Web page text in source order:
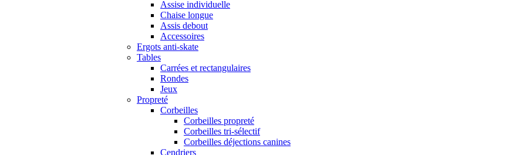
Assise individuelle
Chaise longue
Assis debout
Accessoires
Ergots anti-skate
Tables
Carrées et rectangulaires
Rondes
Jeux
Propreté
Corbeilles
Corbeilles propreté
Corbeilles tri-sélectif
Corbeilles déjections canines
Cendriers